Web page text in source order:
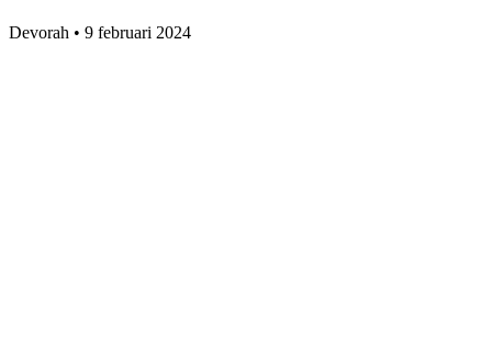
Devorah • 9 februari 2024